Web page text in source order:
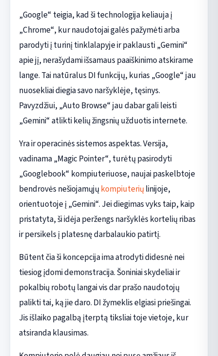
„Google“ teigia, kad ši technologija keliauja į
„Chrome“, kur naudotojai galės pažymėti arba
parodyti į turinį tinklalapyje ir paklausti „Gemini“
apie jį, nerašydami išsamaus paaiškinimo atskirame
lange. Tai natūralus DI funkcijų, kurias „Google“ jau
nuosekliai diegia savo naršyklėje, tęsinys.
Pavyzdžiui, „Auto Browse“ jau dabar gali leisti
„Gemini“ atlikti kelių žingsnių užduotis internete.
Yra ir operacinės sistemos aspektas. Versija,
vadinama „Magic Pointer“, turėtų pasirodyti
„Googlebook“ kompiuteriuose, naujai paskelbtoje
bendrovės nešiojamųjų kompiuterių linijoje,
orientuotoje į „Gemini“. Jei diegimas vyks taip, kaip
pristatyta, ši idėja peržengs naršyklės kortelių ribas
ir persikels į platesnę darbalaukio patirtį.
Būtent čia ši koncepcija ima atrodyti didesnė nei
tiesiog įdomi demonstracija. Šoniniai skydeliai ir
pokalbių robotų langai vis dar prašo naudotojų
palikti tai, ką jie daro. DI žymeklis elgiasi priešingai.
Jis išlaiko pagalbą įterptą tiksliai toje vietoje, kur
atsiranda klausimas.